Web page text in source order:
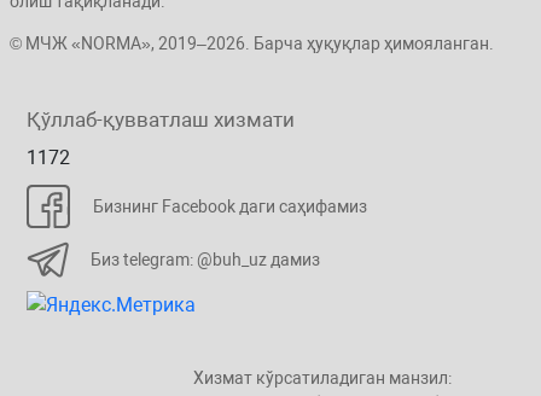
© МЧЖ «NORMA», 2019–2026. Барча ҳуқуқлар ҳимояланган.
Қўллаб-қувватлаш хизмати
1172
Бизнинг Facebook даги саҳифамиз
Биз telegram: @buh_uz дамиз
Хизмат кўрсатиладиган манзил: